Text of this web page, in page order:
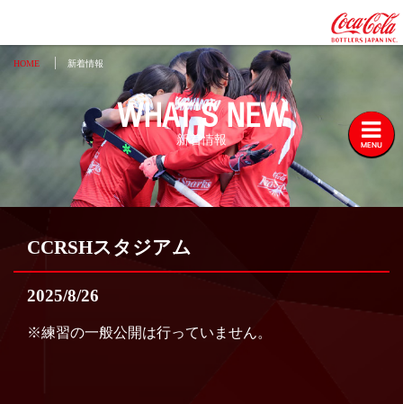
HOME 新着情報
WHAT'S NEW
新着情報
CCRSHスタジアム
2025/8/26
※練習の一般公開は行っていません。
MENU